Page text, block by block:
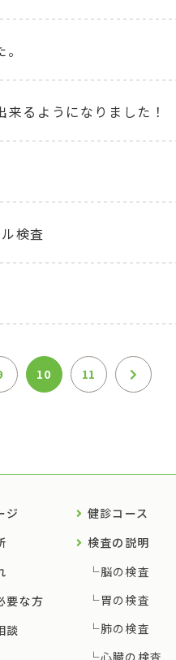
来るようになりました！
検査
10 11
ジ
要な方
談
健診コース
検査の説明
脳の検査
胃の検査
肺の検査
心臓の検査